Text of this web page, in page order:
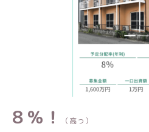
８％！ （高っ）